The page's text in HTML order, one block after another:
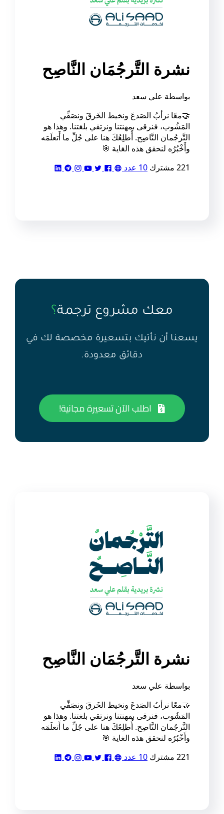
معك مشروع ترجمة؟
يسعنا أن نأتيك بتسعيرة مخصصة لك في
دقائق معدودة.
اطلب الآن تسعيرة مجانية!